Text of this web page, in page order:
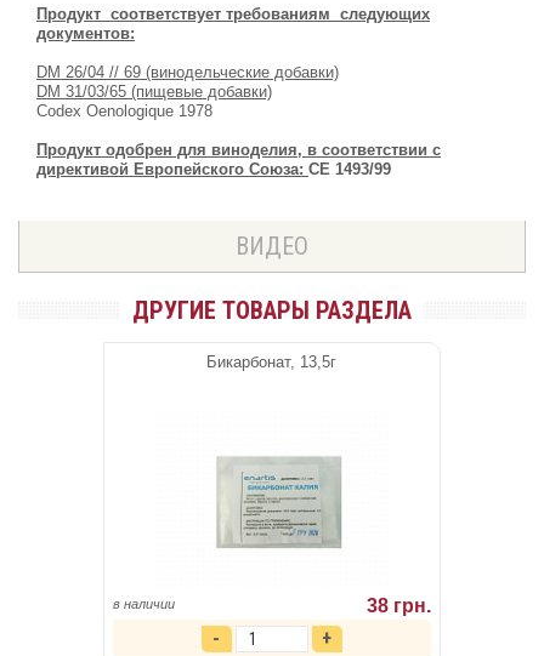
Продукт соответствует требованиям следующих
документов:
DM 26/04 // 69 (винодельческие добавки)
DM 31/03/65 (пищевые добавки)
Codex Oenologique 1978
Продукт одобрен для виноделия, в соответствии с
директивой Европейского Союза: CE 1493/99
ВИДЕО
ДРУГИЕ ТОВАРЫ РАЗДЕЛА
Бикарбонат, 13,5г
в наличии 38 грн.